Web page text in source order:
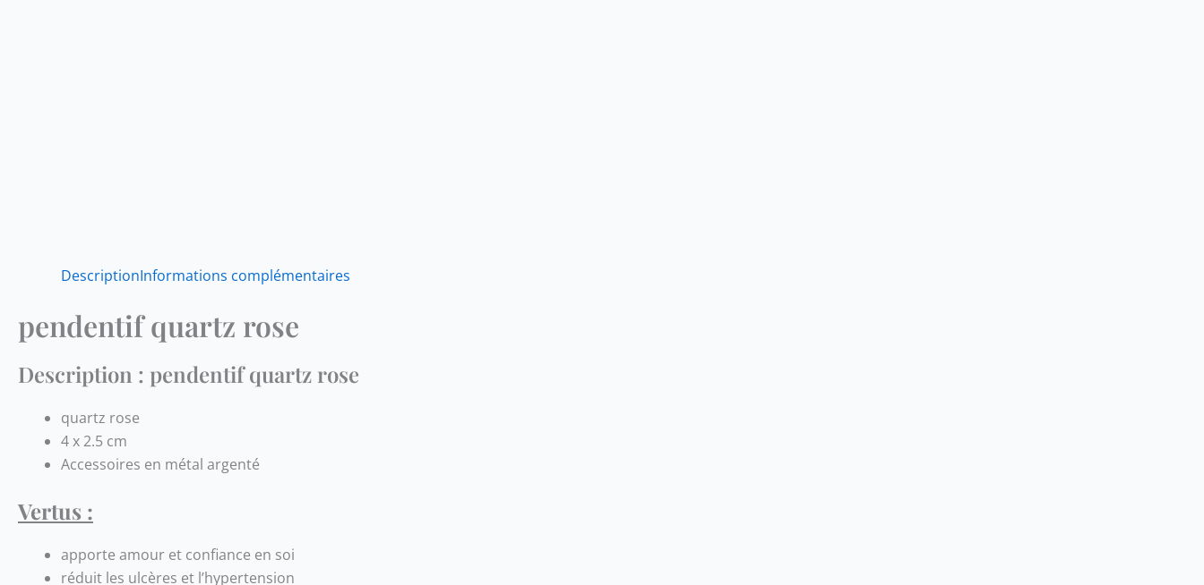
DescriptionInformations complémentaires
pendentif quartz rose
Description : pendentif quartz rose
quartz rose
4 x 2.5 cm
Accessoires en métal argenté
Vertus :
apporte amour et confiance en soi
réduit les ulcères et l’hypertension